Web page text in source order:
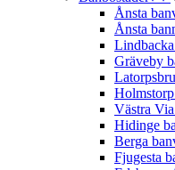
Ånsta
Ånsta
Gräveby
Västra
Hidinge
Berga
Fjugesta